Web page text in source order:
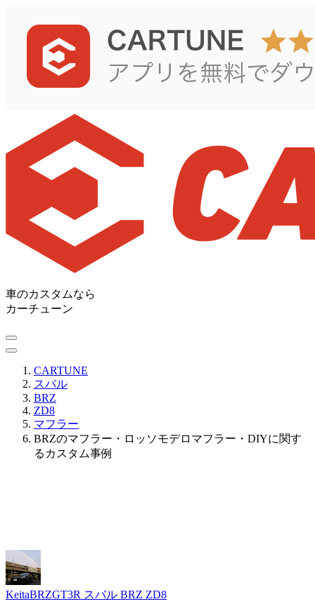
車のカスタムなら
カーチューン
CARTUNE
スバル
BRZ
ZD8
マフラー
BRZのマフラー・ロッソモデロマフラー・DIYに関す
るカスタム事例
KeitaBRZGT3R スバル BRZ ZD8